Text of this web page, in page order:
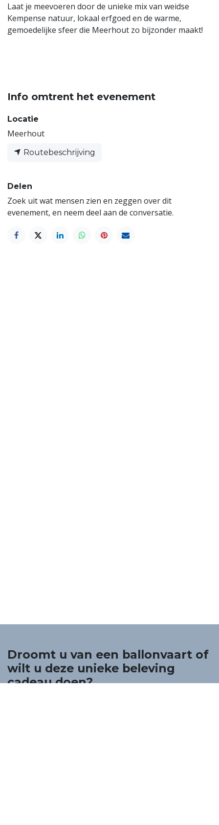
Laat je meevoeren door de unieke mix van weidse
Kempense natuur, lokaal erfgoed en de warme,
gemoedelijke sfeer die Meerhout zo bijzonder maakt!
Info omtrent het evenement
Locatie
Meerhout
Routebeschrijving
Delen
Zoek uit wat mensen zien en zeggen over dit
evenement, en neem deel aan de conversatie.
Droomt u van een ballonvaart of
wilt u deze unieke beleving
cadeau doen?